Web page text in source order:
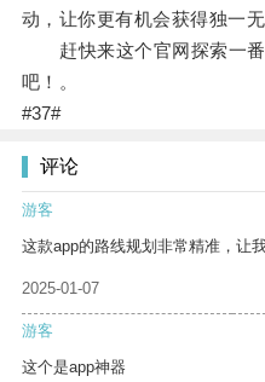
动，让你更有机会获得独一无
赶快来这个官网探索一番
吧！。
#37#
评论
游客
这款app的路线规划非常精准，让
2025-01-07
游客
这个是app神器